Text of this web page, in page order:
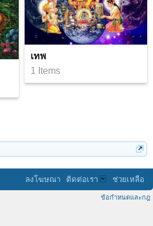
เทพ
1 Items
ลงโฆษณา ติดต่อเรา ช่วยเหลือ
ข้อกำหนดและกฎ